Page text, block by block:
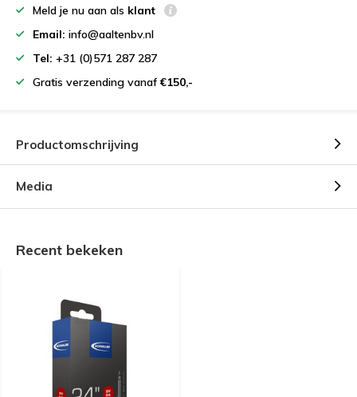
Meld je nu aan als klant
Email: info@aaltenbv.nl
Tel: +31 (0)571 287 287
Gratis verzending vanaf€150,-
Productomschrijving
Media
Recent bekeken